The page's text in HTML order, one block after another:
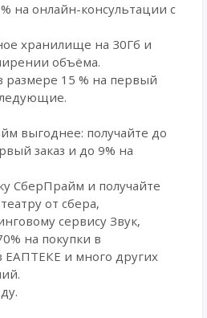
на онлайн-консультации с
хранилище на 30Гб и
объёма.
размере 15 % на первый
выгоднее: получайте до
заказ и до 9% на
СберПрайм и получайте
от сбера,
сервису Звук,
на покупки в
ЕАПТЕКЕ и много других